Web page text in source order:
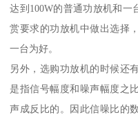
达到100W的普通功放机和一
赏要求的功放机中做出选择
一台为好。
另外，选购功放机的时候还
是指信号幅度和噪声幅度之
声成反比的。因此信噪比的